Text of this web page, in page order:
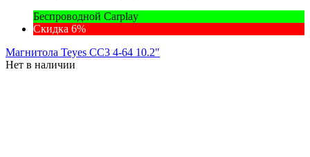
Беспроводной Carplay
Скидка 6%
Магнитола Teyes CC3 4-64 10.2"
Нет в наличии